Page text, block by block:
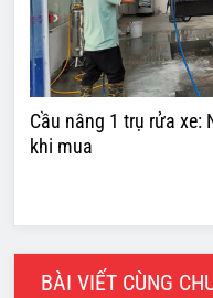
Cầu nâng 1 trụ rửa
khi mua
BÀI VIẾT CÙNG